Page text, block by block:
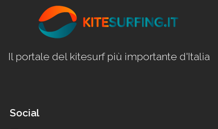
Il portale del kitesurf più importante d'Italia
Social